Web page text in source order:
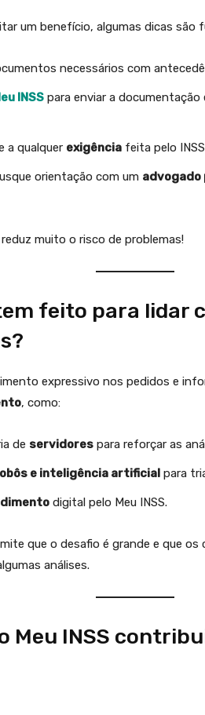
um benefício, algumas dicas são
necessários com
INSS para enviar a
a qualquer exigência feita pelo
orientação com um
muito o risco de problemas!
feito para lidar
expressivo nos pedidos e
, como:
de servidores para reforçar as
e inteligência artificial para
digital pelo Meu INSS.
que o desafio é grande e que
análises.
Meu INSS